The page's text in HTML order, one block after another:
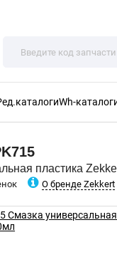
Wh-
пластика
О бренде Zekkert